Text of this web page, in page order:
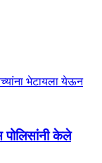
पोलिसांनी केले